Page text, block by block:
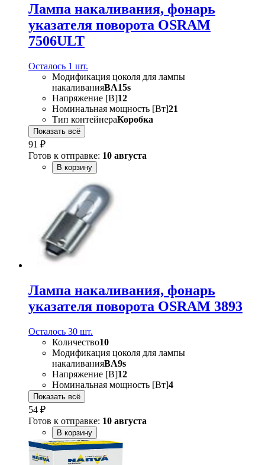
Лампа накаливания, фонарь
указателя поворота OSRAM
7506ULT
Осталось 1 шт.
Модификация цоколя для лампы
накаливанияBA15s
Напряжение [В]12
Номинальная мощность [Вт]21
Тип контейнераКоробка
Показать всё
91 ₽
Готов к отправке: 10 августа
В корзину
Лампа накаливания, фонарь
указателя поворота OSRAM 3893
Осталось 30 шт.
Количество10
Модификация цоколя для лампы
накаливанияBA9s
Напряжение [В]12
Номинальная мощность [Вт]4
Показать всё
54 ₽
Готов к отправке: 10 августа
В корзину